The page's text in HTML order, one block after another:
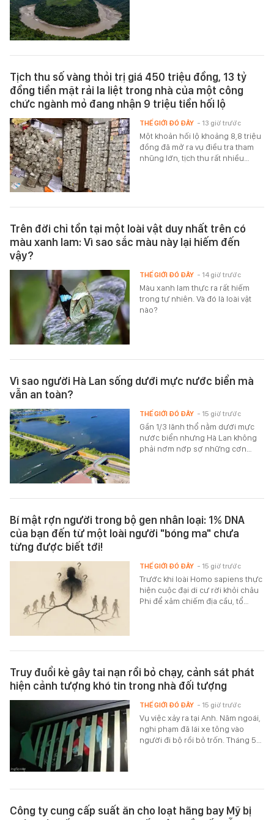
Tịch thu số vàng thỏi trị giá 450 triệu đồng, 13 tỷ
đồng tiền mặt rải la liệt trong nhà của một công
chức ngành mỏ đang nhận 9 triệu tiền hối lộ
Một khoản hối lộ khoảng 8,8 triệu
đồng đã mở ra vụ điều tra tham
nhũng lớn, tịch thu rất nhiều…
THẾ GIỚI ĐÓ ĐÂY - 13 giờ trước
Trên đời chỉ tồn tại một loài vật duy nhất trên có
màu xanh lam: Vì sao sắc màu này lại hiếm đến
vậy?
Màu xanh lam thực ra rất hiếm
trong tự nhiên. Và đó là loài vật
nào?
THẾ GIỚI ĐÓ ĐÂY - 14 giờ trước
Vì sao người Hà Lan sống dưới mực nước biển mà
vẫn an toàn?
Gần 1/3 lãnh thổ nằm dưới mực
nước biển nhưng Hà Lan không
phải nơm nớp sợ những cơn…
THẾ GIỚI ĐÓ ĐÂY - 15 giờ trước
Bí mật rợn người trong bộ gen nhân loại: 1% DNA
của bạn đến từ một loài người "bóng ma" chưa
từng được biết tới!
Trước khi loài Homo sapiens thực
hiện cuộc đại di cư rời khỏi châu
Phi để xâm chiếm địa cầu, tổ…
THẾ GIỚI ĐÓ ĐÂY - 15 giờ trước
Truy đuổi kẻ gây tai nạn rồi bỏ chạy, cảnh sát phát
hiện cảnh tượng khó tin trong nhà đối tượng
Vụ việc xảy ra tại Anh. Năm ngoái,
nghi phạm đã lái xe tông vào
người đi bộ rồi bỏ trốn. Tháng 5…
THẾ GIỚI ĐÓ ĐÂY - 15 giờ trước
Công ty cung cấp suất ăn cho loạt hãng bay Mỹ bị